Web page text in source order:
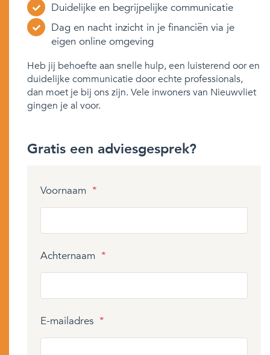
Duidelijke en begrijpelijke communicatie
Dag en nacht inzicht in je financiën via je
eigen online omgeving
Heb jij behoefte aan snelle hulp, een luisterend oor en
duidelijke communicatie door echte professionals,
dan moet je bij ons zijn. Vele inwoners van Nieuwvliet
gingen je al voor.
Gratis een adviesgesprek?
Voornaam *
Achternaam *
E-mailadres *